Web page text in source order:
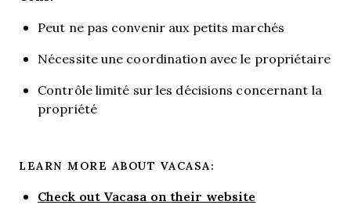
Peut ne pas convenir aux petits marchés
Nécessite une coordination avec le propriétaire
Contrôle limité sur les décisions concernant la
propriété
LEARN MORE ABOUT VACASA:
Check out Vacasa on their website